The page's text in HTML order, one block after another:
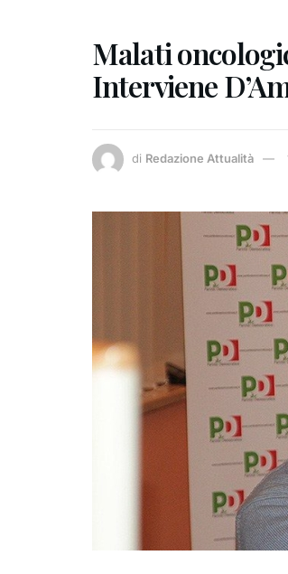
Malati
Interviene
di Redazione Attualità